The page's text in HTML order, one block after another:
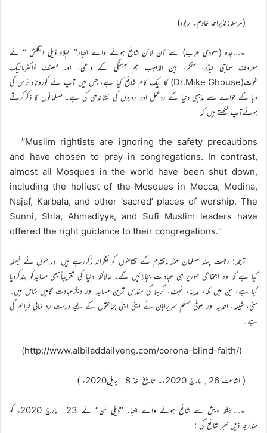
(مرسلہ:نذیراحمد خادم۔ ربوہ)
٭…جدّہ (سعودی عرب) سے آن لائن شائع ہونے والے اخبار’’ اَلبِلاد ڈیلی انگلش ‘‘ نے
معروف سماجی لیڈر، مفکر، بین المذاہب ہم آہنگی کے داعی، اور مصنف ڈاکٹرمائیک
غوث(Dr.Mike Ghouse) کا ایک کالم شائع کیا ہے، جس میں آپ نے کوروناوائرس کی
وبا کے حوالے سے مذہبی دنیا کے ردعمل اور رویوں کی نشاندہی کی ہے۔ مسلمانوں کا ذکرکرتے
ہوئےآپ لکھتے ہیں کہ
’’Muslim rightists are ignoring the safety precautions
and have chosen to pray in congregations. In contrast,
almost all Mosques in the world have been shut down,
including the holiest of the Mosques in Mecca, Medina,
Najaf, Karbala, and other ‘sacred’ places of worship. The
Sunni, Shia, Ahmadiyya, and Sufi Muslim leaders have
offered the right guidance to their congregations.‘‘
ترجمہ: رجعت پسند مسلمان حفظ ماتقدم کے تقاضوں کو نظراندازکررہے ہیں اورانہوں نے فیصلہ
کیا ہے کہ وہ اجتماعی طورپر ہی عبادات بجالائیں گے۔ حالانکہ دنیا کی تقریباًسبھی مساجدکو بندکردیا
گیا ہے، جن میں مکہ، مدینہ، نجف، کربلا کی مقدس ترین مساجد اور دیگرعبادت گاہیں شامل ہیں۔
سنی، شیعہ، احمدیہ اور صوفی مسلم سربراہان نے اپنی اپنی جماعتوں کے لیے درست رہ نمائی فراہم کی
ہے۔
(http://www.albiladdailyeng.com/corona-blind-faith/)
( اشاعت 26؍ مارچ 2020ء۔ تاریخ اخذ 8؍اپریل2020ء )
٭…بنگلہ دیش سے شائع ہونے والے اخبار ’’ڈیلی سَن‘‘ نے 23؍ مارچ 2020ء کو
مندرجہ ذیل خبر شائع کی :